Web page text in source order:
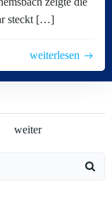
steckt […]
weiterlesen
Posts
weiter